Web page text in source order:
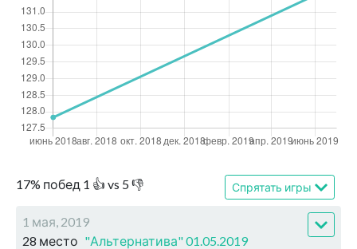
17% побед 1 👍 vs 5👎 Спрятать игры
1 мая, 2019
28 место "Альтернатива" 01.05.2019